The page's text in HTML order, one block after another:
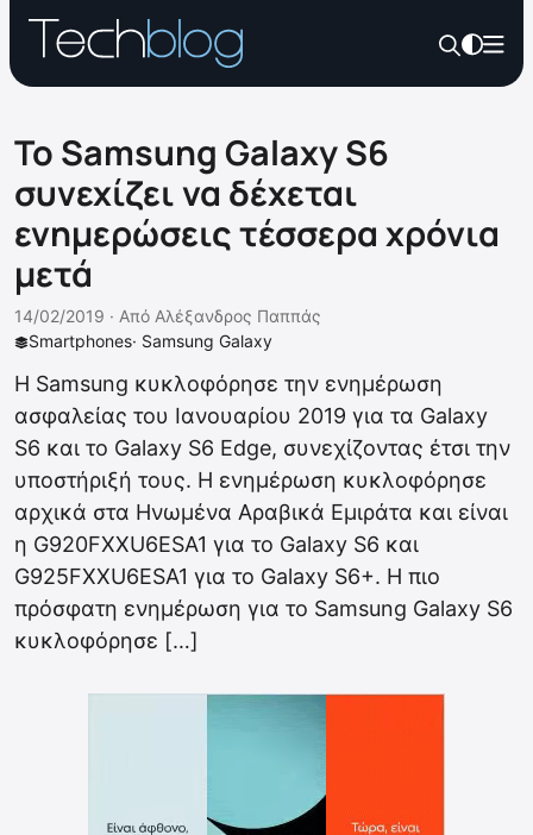
Το Samsung Galaxy S6
συνεχίζει να δέχεται
ενημερώσεις τέσσερα χρόνια
μετά
Smartphones· Samsung Galaxy
14/02/2019 · Από Αλέξανδρος Παππάς
Η Samsung κυκλοφόρησε την ενημέρωση
ασφαλείας του Ιανουαρίου 2019 για τα Galaxy
S6 και το Galaxy S6 Edge, συνεχίζοντας έτσι την
υποστήριξή τους. Η ενημέρωση κυκλοφόρησε
αρχικά στα Ηνωμένα Αραβικά Εμιράτα και είναι
η G920FXXU6ESA1 για το Galaxy S6 και
G925FXXU6ESA1 για το Galaxy S6+. Η πιο
πρόσφατη ενημέρωση για το Samsung Galaxy S6
κυκλοφόρησε […]